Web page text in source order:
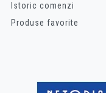
Istoric comenzi
Produse favorite